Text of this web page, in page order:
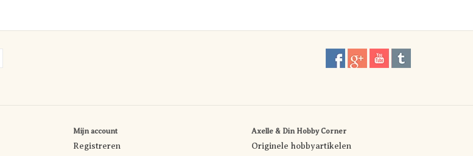
Mijn account
Registreren
Axelle & Din Hobby Corner
Originele hobbyartikelen